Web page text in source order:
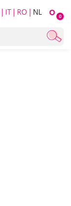
O 0
| IT | RO | NL